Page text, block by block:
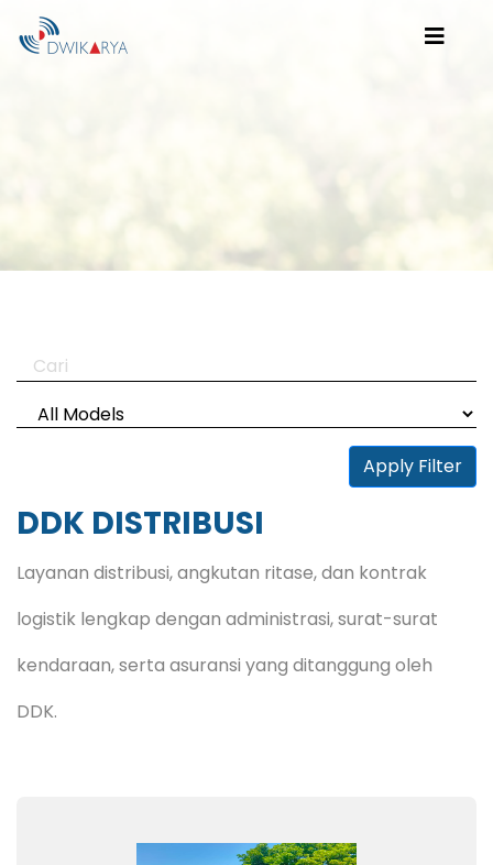
Apply Filter
DDK DISTRIBUSI
Layanan distribusi, angkutan ritase, dan kontrak
logistik lengkap dengan administrasi, surat-surat
kendaraan, serta asuransi yang ditanggung oleh
DDK.